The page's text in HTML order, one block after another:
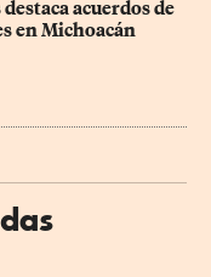
acuerdos de
en Michoacán